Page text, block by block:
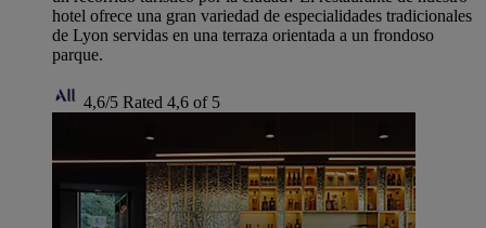
hotel ofrece una gran variedad de especialidades tradicionales
de Lyon servidas en una terraza orientada a un frondoso
parque.
4,6/5 Rated 4,6 of 5